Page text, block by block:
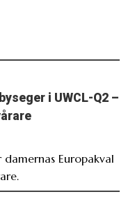
i UWCL-Q2 –
damernas Europakval